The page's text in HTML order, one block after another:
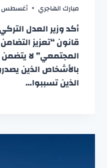
مبارك الهاجري أغسطس 6, 2026
أكد وزير العدل
قانون “تعزيز
المجتمعي” لا
بالأشخاص الذين
الذين تسببوا…